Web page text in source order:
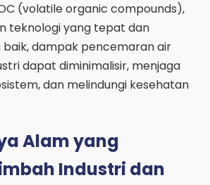
(volatile organic compounds),
teknologi yang tepat dan
dampak pencemaran air
dapat diminimalisir, menjaga
dan melindungi kesehatan
Alam yang
Industri dan